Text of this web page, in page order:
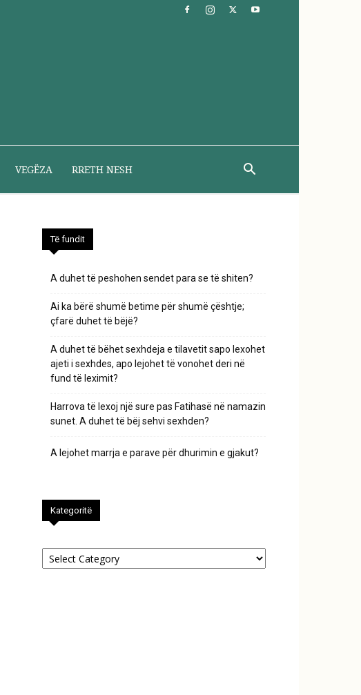
VEGËZA RRETH NESH
Të fundit
A duhet të peshohen sendet para se të shiten?
Ai ka bërë shumë betime për shumë çështje;
çfarë duhet të bëjë?
A duhet të bëhet sexhdeja e tilavetit sapo lexohet
ajeti i sexhdes, apo lejohet të vonohet deri në
fund të leximit?
Harrova të lexoj një sure pas Fatihasë në namazin
sunet. A duhet të bëj sehvi sexhden?
A lejohet marrja e parave për dhurimin e gjakut?
Kategoritë
Kategoritë